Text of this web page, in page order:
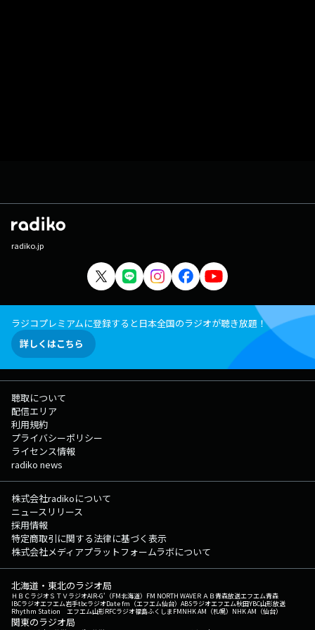
radiko.jp
ラジコプレミアムに登録すると日本全国のラジオが聴き放題！
詳しくはこちら
聴取について
配信エリア
利用規約
プライバシーポリシー
ライセンス情報
radiko news
株式会社radikoについて
ニュースリリース
採用情報
特定商取引に関する法律に基づく表示
株式会社メディアプラットフォームラボについて
北海道・東北のラジオ局
ＨＢＣラジオＳＴＶラジオAIR-G'（FM北海道） FM NORTH WAVEＲＡＢ青森放送エフエム青森
IBCラジオエフエム岩手tbcラジオDate fm（エフエム仙台） ABSラジオエフエム秋田YBC山形放送
Rhythm Station エフエム山形RFCラジオ福島ふくしまFMNHK AM（札幌） NHK AM（仙台）
関東のラジオ局